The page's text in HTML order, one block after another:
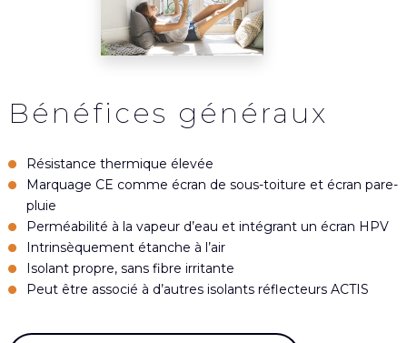
Bénéfices généraux
Résistance thermique élevée
Marquage CE comme écran de sous-toiture et écran pare-
pluie
Perméabilité à la vapeur d’eau et intégrant un écran HPV
Intrinsèquement étanche à l’air
Isolant propre, sans fibre irritante
Peut être associé à d’autres isolants réflecteurs ACTIS